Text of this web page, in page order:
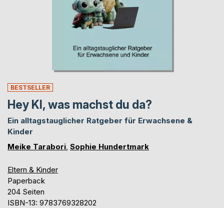
BESTSELLER
Hey KI, was machst du da?
Ein alltagstauglicher Ratgeber für Erwachsene &
Kinder
Meike Tarabori Sophie Hundertmark
Eltern & Kinder
Paperback
204 Seiten
ISBN-13: 9783769328202